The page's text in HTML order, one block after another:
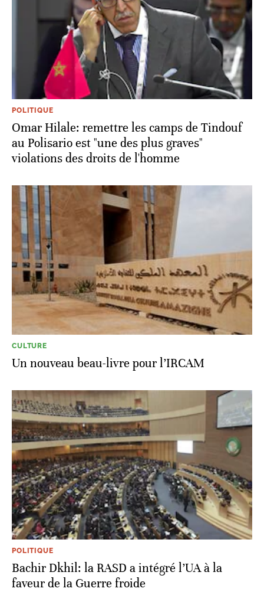
POLITIQUE
Omar Hilale: remettre les camps de Tindouf
au Polisario est "une des plus graves"
violations des droits de l'homme
CULTURE
Un nouveau beau-livre pour l’IRCAM
POLITIQUE
Bachir Dkhil: la RASD a intégré l’UA à la
faveur de la Guerre froide